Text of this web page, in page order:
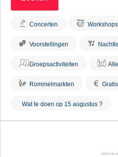
Concerten Workshops
Voorstellingen
Groepsactiviteiten
Rommelmarkten €
Wat te doen op 15 augustus ?